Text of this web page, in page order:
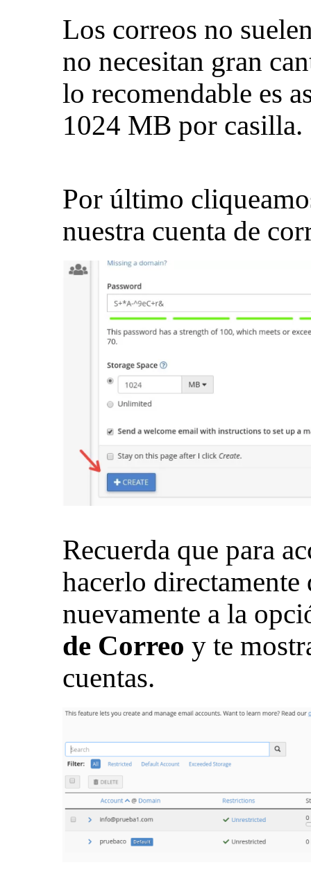
Los correos no
no necesitan gran
lo recomendable es
1024 MB por casilla.
Por último
nuestra cuenta de
Recuerda que para
hacerlo directamente
nuevamente a la
de Correo y te
cuentas.